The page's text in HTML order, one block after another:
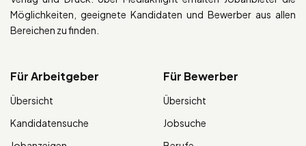
Möglichkeiten, geeignete Kandidaten und Bewerber aus allen
Bereichen zu finden.
Für Arbeitgeber
Übersicht
Kandidatensuche
Für Bewerber
Übersicht
Jobsuche